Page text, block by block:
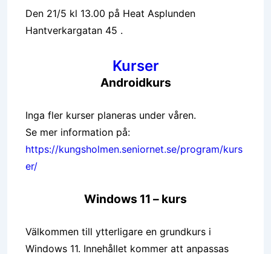
Den 21/5 kl 13.00 på Heat Asplunden
Hantverkargatan 45 .
Kurser
Androidkurs
Inga fler kurser planeras under våren.
Se mer information på:
https://kungsholmen.seniornet.se/program/kurs
er/
Windows 11 – kurs
Välkommen till ytterligare en grundkurs i
Windows 11. Innehållet kommer att anpassas